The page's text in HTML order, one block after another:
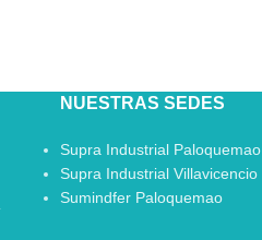
NUESTRAS SEDES
Supra Industrial Paloquemao
Supra Industrial Villavicencio
Sumindfer Paloquemao